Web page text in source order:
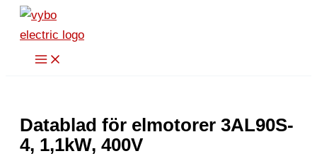
Hoppa
innehåll
Datablad för elmotorer 3AL90S-
4, 1,1kW, 400V